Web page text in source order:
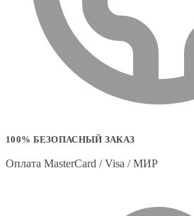
100% БЕЗОПАСНЫЙ ЗАКАЗ
Оплата MasterCard / Visa / МИР